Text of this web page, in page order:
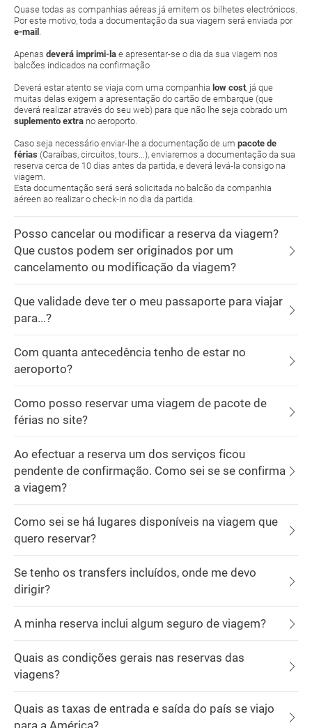
Quase todas as companhias aéreas já emitem os bilhetes electrónicos.
Por este motivo, toda a documentação da sua viagem será enviada por
e-mail .
Apenas deverá imprimi-la e apresentar-se o dia da sua viagem nos
balcões indicados na confirmação
Deverá estar atento se viaja com uma companhia low cost, já que
muitas delas exigem a apresentação do cartão de embarque (que
deverá realizar através do seu web) para que não lhe seja cobrado um
suplemento extra no aeroporto.
Caso seja necessário enviar-lhe a documentação de um pacote de
férias (Caraíbas, circuitos, tours...), enviaremos a documentação da sua
reserva cerca de 10 dias antes da partida, e deverá levá-la consigo na
viagem.
Esta documentação será será solicitada no balcão da companhia
aéreen ao realizar o check-in no dia da partida.
Posso cancelar ou modificar a reserva da viagem?
Que custos podem ser originados por um
cancelamento ou modificação da viagem?
Que validade deve ter o meu passaporte para viajar
para...?
Com quanta antecedência tenho de estar no
aeroporto?
Como posso reservar uma viagem de pacote de
férias no site?
Ao efectuar a reserva um dos serviços ficou
pendente de confirmação. Como sei se se confirma
a viagem?
Como sei se há lugares disponíveis na viagem que
quero reservar?
Se tenho os transfers incluídos, onde me devo
dirigir?
A minha reserva inclui algum seguro de viagem?
Quais as condições gerais nas reservas das
viagens?
Quais as taxas de entrada e saída do país se viajo
para a América?